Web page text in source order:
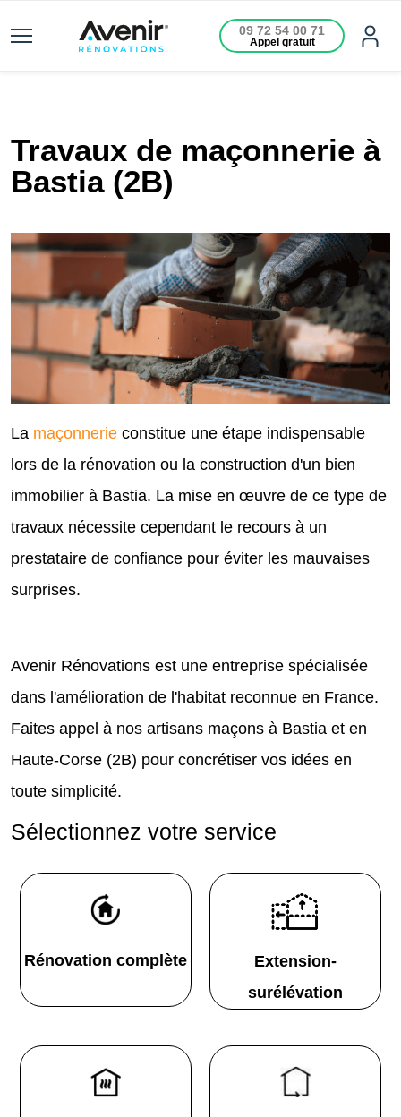
09 72 54 00 71
Appel gratuit
Travaux de maçonnerie à
Bastia (2B)
La maçonnerie constitue une étape indispensable
lors de la rénovation ou la construction d'un bien
immobilier à Bastia. La mise en œuvre de ce type de
travaux nécessite cependant le recours à un
prestataire de confiance pour éviter les mauvaises
surprises.
Avenir Rénovations est une entreprise spécialisée
dans l'amélioration de l'habitat reconnue en France.
Faites appel à nos artisans maçons à Bastia et en
Haute-Corse (2B) pour concrétiser vos idées en
toute simplicité.
Sélectionnez votre service
Rénovation complète
Extension-
surélévation